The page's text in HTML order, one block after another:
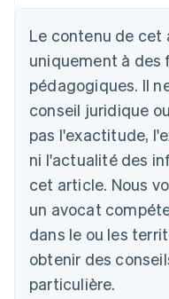
Le contenu de cet
uniquement à
pédagogiques. Il
conseil juridique
pas l'exactitude,
ni l'actualité des
cet article. Nous
un avocat
dans le ou les
obtenir des
particulière.
Allemagne
DeutschEnglish
Australie
English
Autriche
Belgique
Nederlands Français
Brésil
Português English
Bulgarie
English
EnglishFrançais